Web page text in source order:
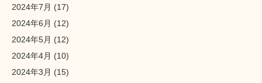
2024年7月 (17)
2024年6月 (12)
2024年5月 (12)
2024年4月 (10)
2024年3月 (15)